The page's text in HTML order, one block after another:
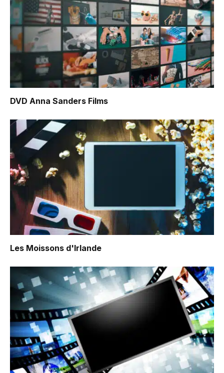
DVD Anna Sanders Films
Les Moissons d'Irlande